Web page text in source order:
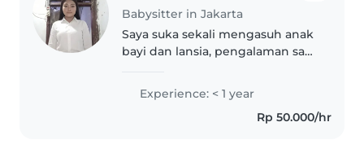
Babysitter in Jakarta
Saya suka sekali mengasuh anak
bayi dan lansia, pengalaman saya
selama 5 bulan keseharian
selama mengasuh saya
menjemur nya, memandikan,
Experience: < 1 year
Rp 50.000/hr